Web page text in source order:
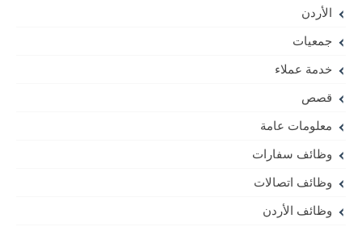
الأردن
جمعيات
خدمة عملاء
قصص
معلومات عامة
وظائف سفارات
وظائف اتصالات
وظائف الأردن